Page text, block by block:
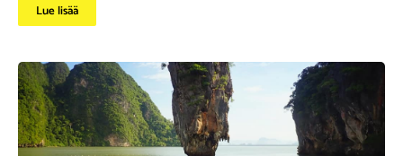
Lue lisää